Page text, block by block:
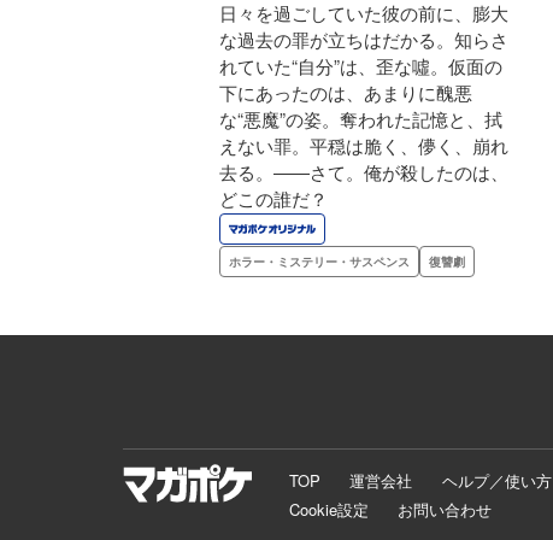
日々を過ごしていた彼の前に、膨大
な過去の罪が立ちはだかる。知らさ
れていた“自分”は、歪な噓。仮面の
下にあったのは、あまりに醜悪
な“悪魔”の姿。奪われた記憶と、拭
えない罪。平穏は脆く、儚く、崩れ
去る。――さて。俺が殺したのは、
どこの誰だ？
ホラー・ミステリー・サスペンス 復讐劇
TOP 運営会社 ヘルプ／使い方
Cookie設定
お問い合わせ